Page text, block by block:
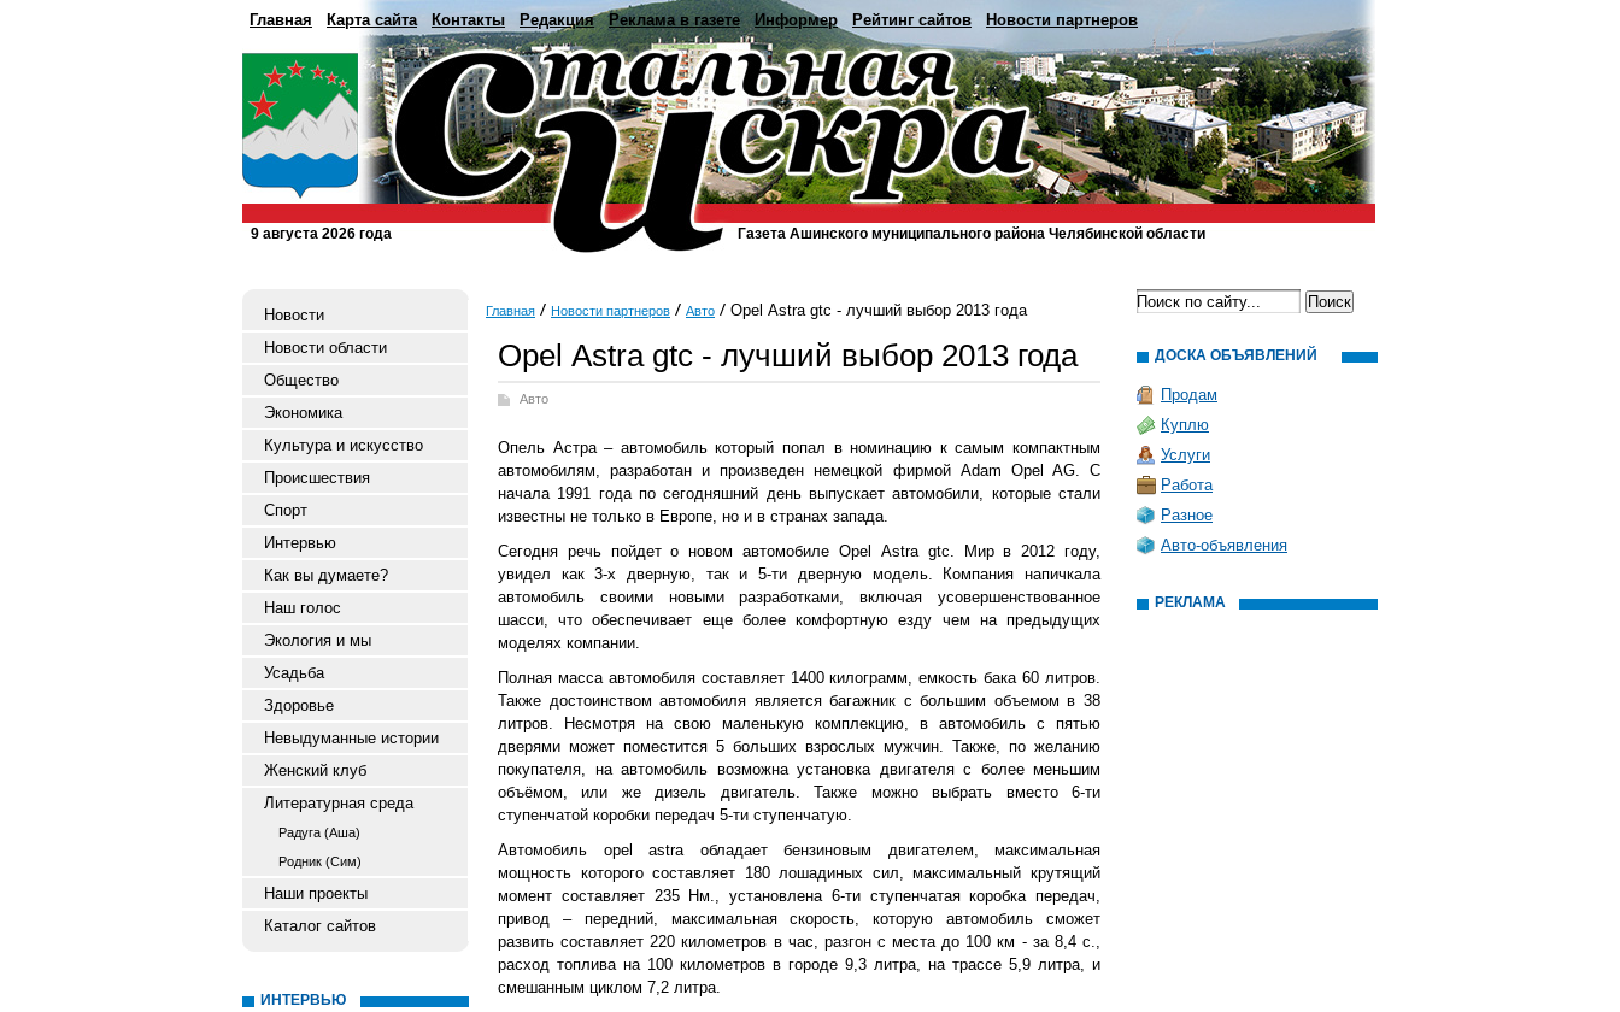
Главная Карта сайта Контакты Редакция Реклама в газете Информер Рейтинг сайтов Новости партнеров
9 августа 2026 года Газета Ашинского муниципального района Челябинской области
Новости
Новости области
Общество
Экономика
Культура и искусство
Происшествия
Спорт
Интервью
Как вы думаете?
Наш голос
Экология и мы
Усадьба
Здоровье
Невыдуманные истории
Женский клуб
Литературная среда
Радуга (Аша)
Родник (Сим)
Наши проекты
Каталог сайтов
ИНТЕРВЬЮ
Главная Новости партнеров Авто Оpel Аstra gtc - лучший выбор 2013 года
Оpel Аstra gtc - лучший выбор 2013 года
Авто
Опель Астра – автомобиль который попал в номинацию к самым компактным
автомобилям, разработан и произведен немецкой фирмой Adam Opel AG. С
начала 1991 года по сегодняшний день выпускает автомобили, которые стали
известны не только в Европе, но и в странах запада.
Сегодня речь пойдет о новом автомобиле Оpel Аstra gtc. Мир в 2012 году,
увидел как 3-х дверную, так и 5-ти дверную модель. Компания напичкала
автомобиль своими новыми разработками, включая усовершенствованное
шасси, что обеспечивает еще более комфортную езду чем на предыдущих
моделях компании.
Полная масса автомобиля составляет 1400 килограмм, емкость бака 60 литров.
Также достоинством автомобиля является багажник с большим объемом в 38
литров. Несмотря на свою маленькую комплекцию, в автомобиль с пятью
дверями может поместится 5 больших взрослых мужчин. Также, по желанию
покупателя, на автомобиль возможна установка двигателя с более меньшим
объёмом, или же дизель двигатель. Также можно выбрать вместо 6-ти
ступенчатой коробки передач 5-ти ступенчатую.
Автомобиль opel astra обладает бензиновым двигателем, максимальная
мощность которого составляет 180 лошадиных сил, максимальный крутящий
момент составляет 235 Нм., установлена 6-ти ступенчатая коробка передач,
привод – передний, максимальная скорость, которую автомобиль сможет
развить составляет 220 километров в час, разгон с места до 100 км - за 8,4 с.,
расход топлива на 100 километров в городе 9,3 литра, на трассе 5,9 литра, и
смешанным циклом 7,2 литра.
ДОСКА ОБЪЯВЛЕНИЙ
Продам
Куплю
Услуги
Работа
Разное
Авто-объявления
РЕКЛАМА